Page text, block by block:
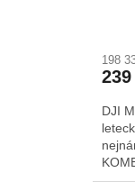
198
DJI